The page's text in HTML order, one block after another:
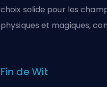
choix solide pour les
physiques et magiques,
Fin de Wit